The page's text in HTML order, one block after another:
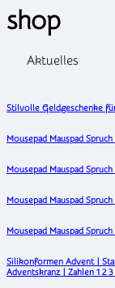
shop
Aktuelles
Stilvolle Geldgeschenke
Mousepad Mauspad
Mousepad Mauspad
Mousepad Mauspad
Mousepad Mauspad
Silikonformen Advent |
Adventskranz | Zahlen 1 2